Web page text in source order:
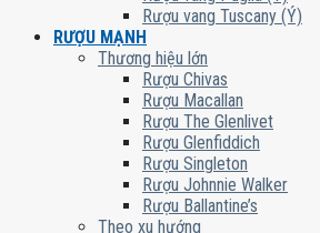
Rượu vang Tuscany (Ý)
RƯỢU MẠNH
Thương hiệu lớn
Rượu Chivas
Rượu Macallan
Rượu The Glenlivet
Rượu Glenfiddich
Rượu Singleton
Rượu Johnnie Walker
Rượu Ballantine’s
Theo xu hướng